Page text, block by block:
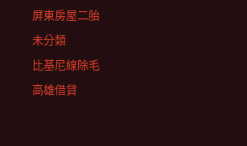
屏東房屋二胎
未分類
比基尼線除毛
高雄借貸